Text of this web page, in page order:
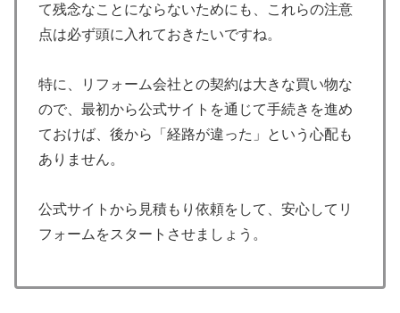
て残念なことにならないためにも、これらの注意
点は必ず頭に入れておきたいですね。
特に、リフォーム会社との契約は大きな買い物な
ので、最初から公式サイトを通じて手続きを進め
ておけば、後から「経路が違った」という心配も
ありません。
公式サイトから見積もり依頼をして、安心してリ
フォームをスタートさせましょう。